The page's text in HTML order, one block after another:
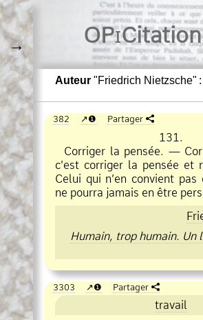
→ OPi
Auteur "Friedrich Nietzsche" :
382 ❶ Partager
131.
Corriger la pensée. —
c’est corriger la pensée
Celui qui n’en convient
ne pourra jamais en être
Humain, trop humain. Un
3303 ❶ Partager
travail